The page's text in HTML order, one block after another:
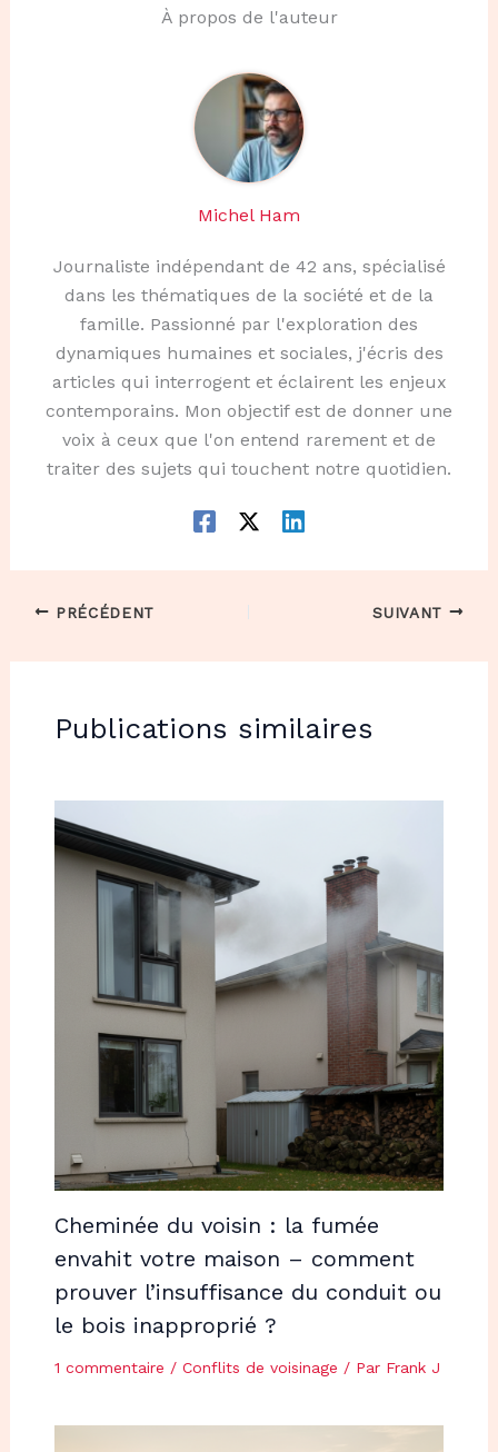
À propos de l'auteur
Michel Ham
Journaliste indépendant de 42 ans, spécialisé
dans les thématiques de la société et de la
famille. Passionné par l'exploration des
dynamiques humaines et sociales, j'écris des
articles qui interrogent et éclairent les enjeux
contemporains. Mon objectif est de donner une
voix à ceux que l'on entend rarement et de
traiter des sujets qui touchent notre quotidien.
PRÉCÉDENT SUIVANT
Publications similaires
Cheminée du voisin : la fumée
envahit votre maison – comment
prouver l’insuffisance du conduit ou
le bois inapproprié ?
1 commentaire / Conflits de voisinage / Par Frank J